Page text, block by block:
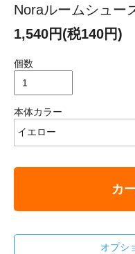
Noraルームシュー
1,540円(税140円)
個数
本体カラー
カ
オプシ